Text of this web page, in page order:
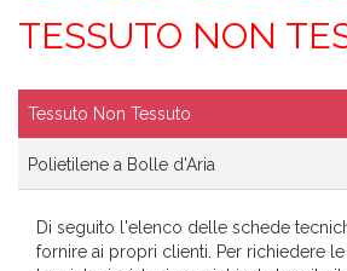
TESSUTO NON
Tessuto Non Tessuto
Polietilene a Bolle d'Aria
Di seguito l'elenco delle schede
fornire ai propri clienti. Per richiedere